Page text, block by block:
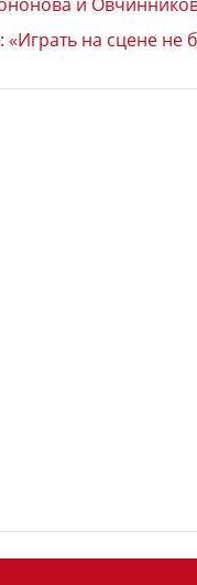
«Играть на сцене